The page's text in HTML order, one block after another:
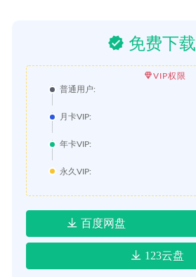
免费下载
VIP权限
普通用户:
月卡VIP:
年卡VIP:
永久VIP:
百度网盘
123云盘